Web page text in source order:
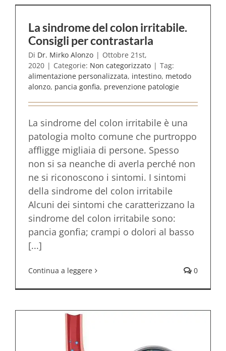
La sindrome del colon irritabile.
Consigli per contrastarla
Di Dr. Mirko Alonzo | Ottobre 21st,
2020 | Categorie: Non categorizzato | Tag:
alimentazione personalizzata, intestino, metodo
alonzo, pancia gonfia, prevenzione patologie
La sindrome del colon irritabile è una
patologia molto comune che purtroppo
affligge migliaia di persone. Spesso
non si sa neanche di averla perché non
ne si riconoscono i sintomi. I sintomi
della sindrome del colon irritabile
Alcuni dei sintomi che caratterizzano la
sindrome del colon irritabile sono:
pancia gonfia; crampi o dolori al basso
[...]
Continua a leggere 0